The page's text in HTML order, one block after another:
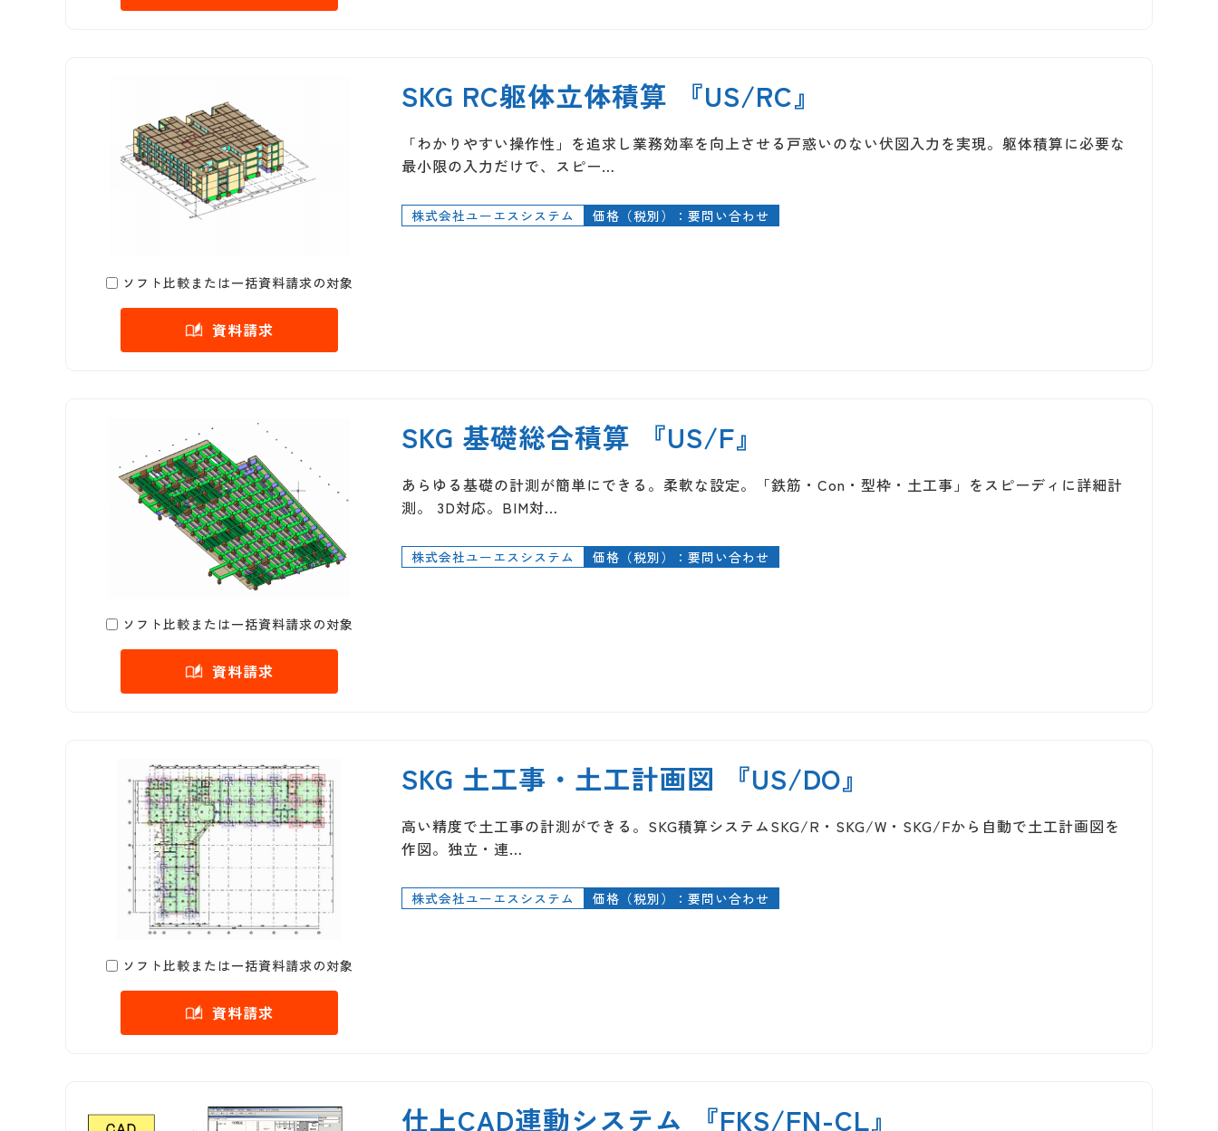
ソフト比較または一括資料請求の対象
資料請求
SKG RC躯体立体積算 『US/RC』
「わかりやすい操作性」を追求し業務効率を向上させる戸惑いのない伏図入力を実現。躯体積算に必要な
最小限の入力だけで、スピー…
株式会社ユーエスシステム 価格（税別）：要問い合わせ
ソフト比較または一括資料請求の対象
資料請求
SKG 基礎総合積算 『US/F』
あらゆる基礎の計測が簡単にできる。柔軟な設定。「鉄筋・Con・型枠・土工事」をスピーディに詳細計
測。 3D対応。BIM対…
株式会社ユーエスシステム 価格（税別）：要問い合わせ
ソフト比較または一括資料請求の対象
資料請求
SKG 土工事・土工計画図 『US/DO』
高い精度で土工事の計測ができる。SKG積算システムSKG/R・SKG/W・SKG/Fから自動で土工計画図を
作図。独立・連…
株式会社ユーエスシステム 価格（税別）：要問い合わせ
仕上CAD連動システム 『FKS/FN-CL』